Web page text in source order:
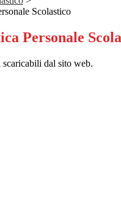
Scolastico
Personale
dal sito web.